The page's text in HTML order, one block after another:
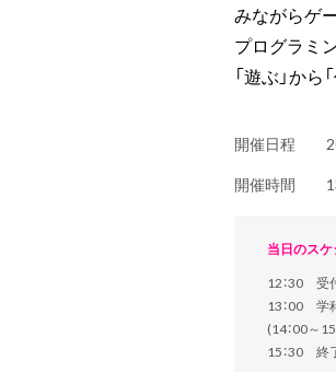
みながらゲ
プログラミ
「遊ぶ」か
開催日程
開催時間
当日のス
12：30 受
13：00 学
(14：00～
15：30 終